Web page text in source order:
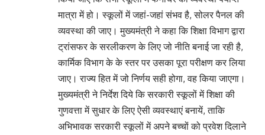
मात्रा में हो। स्कूलों में जहां-जहां संभव है, सोलर पैनल की
व्यवस्था की जाए। मुख्यमंत्री ने कहा कि शिक्षा विभाग द्वारा
ट्रांसफर के सरलीकरण के लिए जो नीति बनाई जा रही है,
कार्मिक विभाग के के स्तर पर उसका पूरा परीक्षण कर लिया
जाए। राज्य हित में जो निर्णय सही होगा, वह किया जाएगा।
मुख्यमंत्री ने निर्देश दिये कि सरकारी स्कूलों में शिक्षा की
गुणवत्ता में सुधार के लिए ऐसी व्यवस्थाएं बनायें, ताकि
अभिभावक सरकारी स्कूलों में अपने बच्चों को प्रवेश दिलाने